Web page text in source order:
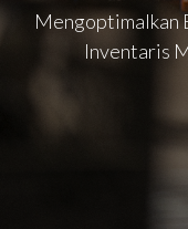
Mengoptimalkan
Inventaris